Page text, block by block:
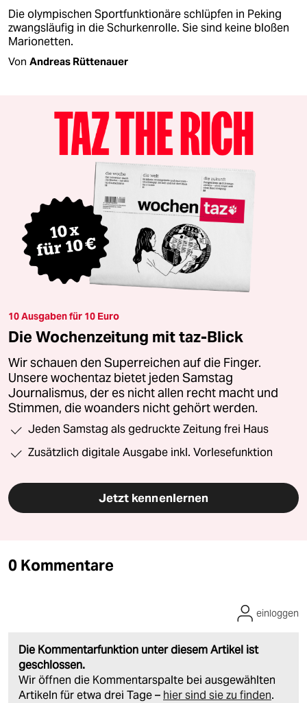
Die olympischen Sportfunktionäre schlüpfen in Peking
zwangsläufig in die Schurkenrolle. Sie sind keine bloßen
Marionetten.
Von Andreas Rüttenauer
10 Ausgaben für 10 Euro
Die Wochenzeitung mit taz-Blick
Wir schauen den Superreichen auf die Finger.
Unsere wochentaz bietet jeden Samstag
Journalismus, der es nicht allen recht macht und
Stimmen, die woanders nicht gehört werden.
Jeden Samstag als gedruckte Zeitung frei Haus
Zusätzlich digitale Ausgabe inkl. Vorlesefunktion
Jetzt kennenlernen
0 Kommentare
Die Kommentarfunktion unter diesem Artikel ist
geschlossen.
Wir öffnen die Kommentarspalte bei ausgewählten
Artikeln für etwa drei Tage – hier sind sie zu finden.
einloggen